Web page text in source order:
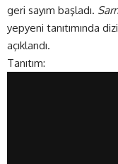
geri sayım başladı.
yepyeni tanıtımında
açıklandı.
Tanıtım: